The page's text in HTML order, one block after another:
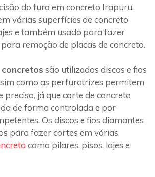
do furo em concreto Irapuru.
várias superfícies de concreto
e também usado para fazer
remoção de placas de concreto.
são utilizados discos e fios
como as perfuratrizes permitem
preciso, já que corte de concreto
de forma controlada e por
Os discos e fios diamantes
para fazer cortes em várias
como pilares, pisos, lajes e